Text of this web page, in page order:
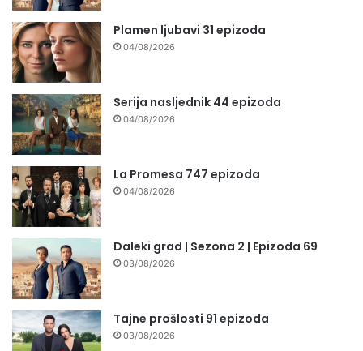
Plamen ljubavi 31 epizoda
04/08/2026
Serija nasljednik 44 epizoda
04/08/2026
La Promesa 747 epizoda
04/08/2026
Daleki grad | Sezona 2 | Epizoda 69
03/08/2026
Tajne prošlosti 91 epizoda
03/08/2026